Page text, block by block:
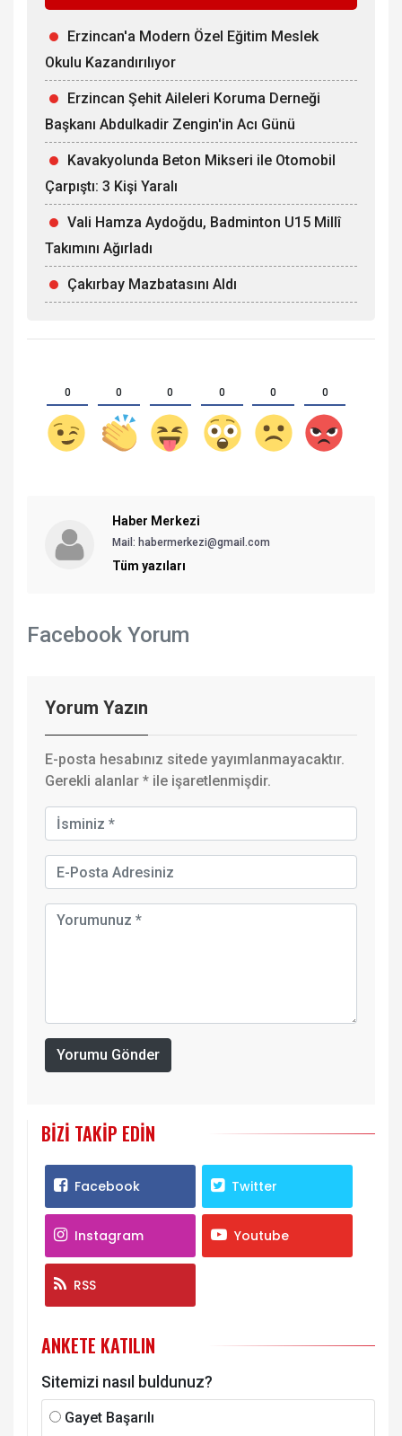
Erzincan'a Modern Özel Eğitim Meslek
Okulu Kazandırılıyor
Erzincan Şehit Aileleri Koruma Derneği
Başkanı Abdulkadir Zengin'in Acı Günü
Kavakyolunda Beton Mikseri ile Otomobil
Çarpıştı: 3 Kişi Yaralı
Vali Hamza Aydoğdu, Badminton U15 Millî
Takımını Ağırladı
Çakırbay Mazbatasını Aldı
0 0 0 0 0 0
Haber Merkezi
Mail: habermerkezi@gmail.com
Tüm yazıları
Facebook Yorum
Yorum Yazın
E-posta hesabınız sitede yayımlanmayacaktır.
Gerekli alanlar * ile işaretlenmişdir.
Yorumu Gönder
BIZI TAKIP EDIN
Facebook Twitter
Instagram Youtube
RSS
ANKETE KATILIN
Sitemizi nasıl buldunuz?
Gayet Başarılı